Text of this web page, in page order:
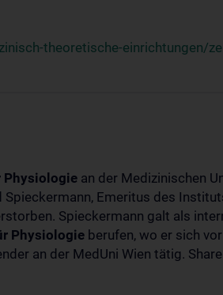
theoretische-einrichtungen/
Physiologie an der Medizinischen
Emeritus des
Spieckermann galt als
Physiologie berufen, wo er sich
an der MedUni Wien tätig. Share